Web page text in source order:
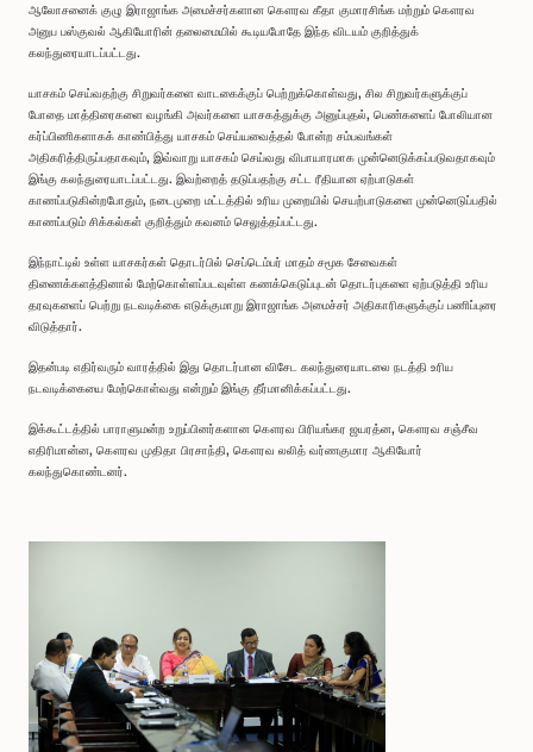
ஆலோசனைக் குழு இராஜாங்க அமைச்சர்களான கௌரவ கீதா குமாரசிங்க மற்றும் கௌரவ
அனுப பஸ்குவல் ஆகியோரின் தலைமையில் கூடியபோதே இந்த விடயம் குறித்துக்
கலந்துரையாடப்பட்டது.
யாசகம் செய்வதற்கு சிறுவர்களை வாடகைக்குப் பெற்றுக்கொள்வது, சில சிறுவர்களுக்குப்
போதை மாத்திரைகளை வழங்கி அவர்களை யாசகத்துக்கு அனுப்புதல், பெண்களைப் போலியான
கர்ப்பிணிகளாகக் காண்பித்து யாசகம் செய்யவைத்தல் போன்ற சம்பவங்கள்
அதிகரித்திருப்பதாகவும், இவ்வாறு யாசகம் செய்வது விபாயாரமாக முன்னெடுக்கப்படுவதாகவும்
இங்கு கலந்துரையாடப்பட்டது. இவற்றைத் தடுப்பதற்கு சட்ட ரீதியான ஏற்பாடுகள்
காணப்படுகின்றபோதும், நடைமுறை மட்டத்தில் உரிய முறையில் செயற்பாடுகளை முன்னெடுப்பதில்
காணப்படும் சிக்கல்கள் குறித்தும் கவனம் செலுத்தப்பட்டது.
இந்நாட்டில் உள்ள யாசகர்கள் தொடர்பில் செப்டெம்பர் மாதம் சமூக சேவைகள்
திணைக்களத்தினால் மேற்கொள்ளப்படவுள்ள கணக்கெடுப்புடன் தொடர்புகளை ஏற்படுத்தி உரிய
தரவுகளைப் பெற்று நடவடிக்கை எடுக்குமாறு இராஜாங்க அமைச்சர் அதிகாரிகளுக்குப் பணிப்புரை
விடுத்தார்.
இதன்படி எதிர்வரும் வாரத்தில் இது தொடர்பான விசேட கலந்துரையாடலை நடத்தி உரிய
நடவடிக்கையை மேற்கொள்வது என்றும் இங்கு தீர்மானிக்கப்பட்டது.
இக்கூட்டத்தில் பாராளுமன்ற உறுப்பினர்களான கௌரவ பிரியங்கர ஜயரத்ன, கௌரவ சஞ்சீவ
எதிரிமான்ன, கௌரவ முதிதா பிரசாந்தி, கௌரவ லலித் வர்ணகுமார ஆகியோர்
கலந்துகொண்டனர்.